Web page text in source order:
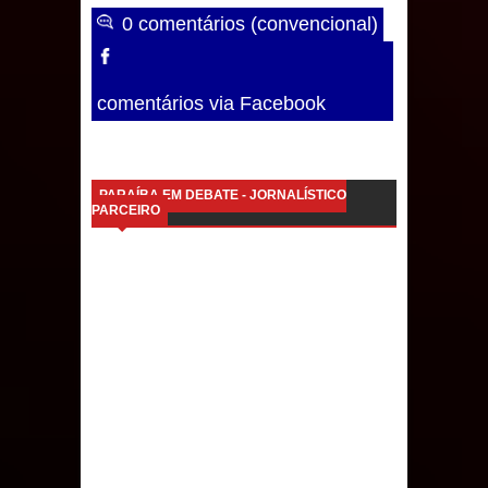
0 comentários (convencional)
comentários via Facebook
PARAÍBA EM DEBATE - JORNALÍSTICO
PARCEIRO